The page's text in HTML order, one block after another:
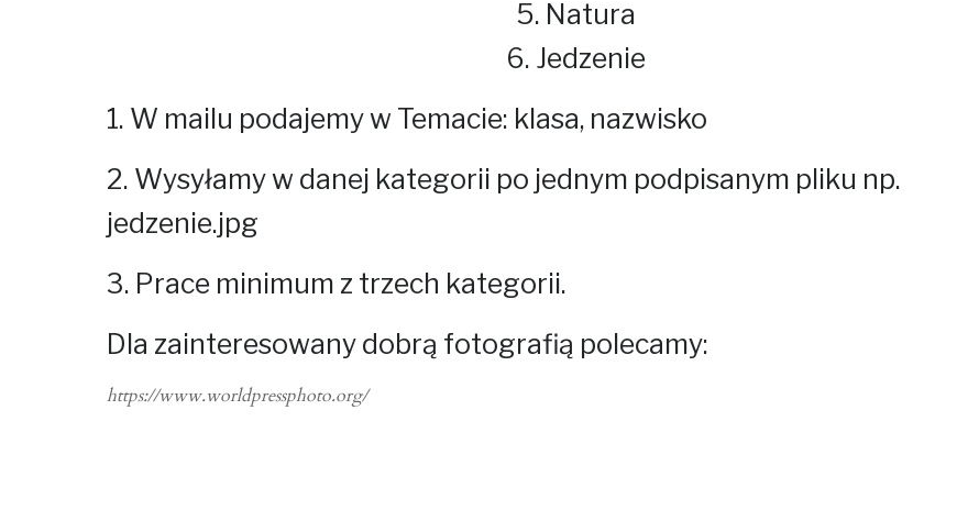
5. Natura
6. Jedzenie
1. W mailu podajemy w Temacie: klasa, nazwisko
2. Wysyłamy w danej kategorii po jednym podpisanym pliku np.
jedzenie.jpg
3. Prace minimum z trzech kategorii.
Dla zainteresowany dobrą fotografią polecamy:
https://www.worldpressphoto.org/